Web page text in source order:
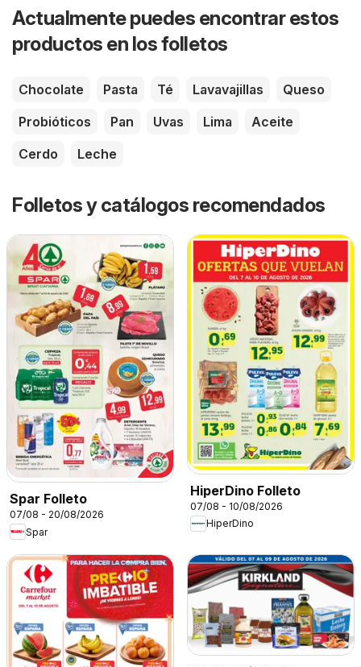
Actualmente puedes encontrar estos
productos en los folletos
Chocolate Pasta Té Lavavajillas
Queso
Probióticos
Pan Uvas Lima
Aceite
Cerdo
Leche
Folletos y catálogos recomendados
Spar Folleto
07/08 - 20/08/2026
Spar
HiperDino Folleto
07/08 - 10/08/2026
HiperDino